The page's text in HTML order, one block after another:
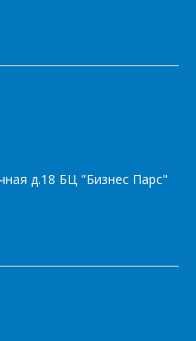
д.18 БЦ "Бизнес Парс"